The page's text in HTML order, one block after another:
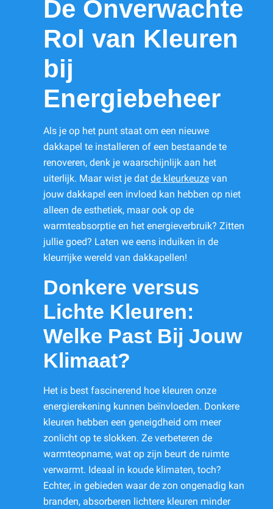
De Onverwachte
Rol van Kleuren
bij
Energiebeheer
Als je op het punt staat om een nieuwe
dakkapel te installeren of een bestaande te
renoveren, denk je waarschijnlijk aan het
uiterlijk. Maar wist je dat de kleurkeuze van
jouw dakkapel een invloed kan hebben op niet
alleen de esthetiek, maar ook op de
warmteabsorptie en het energieverbruik? Zitten
jullie goed? Laten we eens induiken in de
kleurrijke wereld van dakkapellen!
Donkere versus
Lichte Kleuren:
Welke Past Bij Jouw
Klimaat?
Het is best fascinerend hoe kleuren onze
energierekening kunnen beïnvloeden. Donkere
kleuren hebben een geneigdheid om meer
zonlicht op te slokken. Ze verbeteren de
warmteopname, wat op zijn beurt de ruimte
verwarmt. Ideaal in koude klimaten, toch?
Echter, in gebieden waar de zon ongenadig kan
branden, absorberen lichtere kleuren minder